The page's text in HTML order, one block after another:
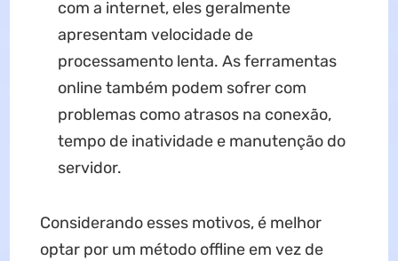
com a internet, eles geralmente
apresentam velocidade de
processamento lenta. As ferramentas
online também podem sofrer com
problemas como atrasos na conexão,
tempo de inatividade e manutenção do
servidor.
Considerando esses motivos, é melhor
optar por um método offline em vez de